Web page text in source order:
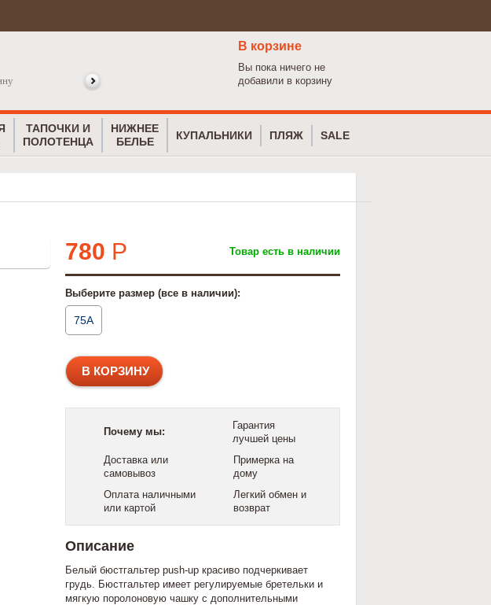
В корзине
Вы пока ничего не
добавили в корзину
ТАПОЧКИ И
ПОЛОТЕНЦА
НИЖНЕЕ
БЕЛЬЕ
КУПАЛЬНИКИ ПЛЯЖ SALE
780 Р Товар есть в наличии
Выберите размер (все в наличии):
75A
Почему мы:
Гарантия
лучшей цены
Доставка или
самовывоз
Примерка на
дому
Оплата наличными
или картой
Легкий обмен и
возврат
Описание
Белый бюстгальтер push-up красиво подчеркивает
грудь. Бюстгальтер имеет регулируемые бретельки и
мягкую поролоновую чашку с дополнительными